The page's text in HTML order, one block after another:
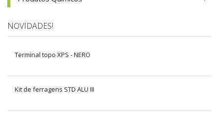
NOVIDADES!
Terminal topo XPS - NERO
Kit de ferragens STD ALU III